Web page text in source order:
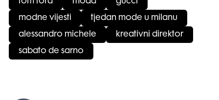
tom ford moda gucci
modne vijesti tjedan mode u milanu
alessandro michele kreativni direktor
sabato de sarno